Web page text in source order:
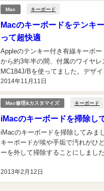
Mac キーボード
Macのキーボードをテンキ
って超快適
2014年11月11日
Appleのテンキー付き有線キーボ
から約3年半の間、付属のワイヤ
MC184J/Bを使ってました。デザ
すが、長年使用の為くたびれてき
Mac修理&カスタマイズ キーボード
iMacのキーボードを掃除し
2013年2月12日
iMacのキーボードを掃除してみま
キーボードが埃や手垢で汚れがひ
ーを外して掃除することにしまし
分からないので...